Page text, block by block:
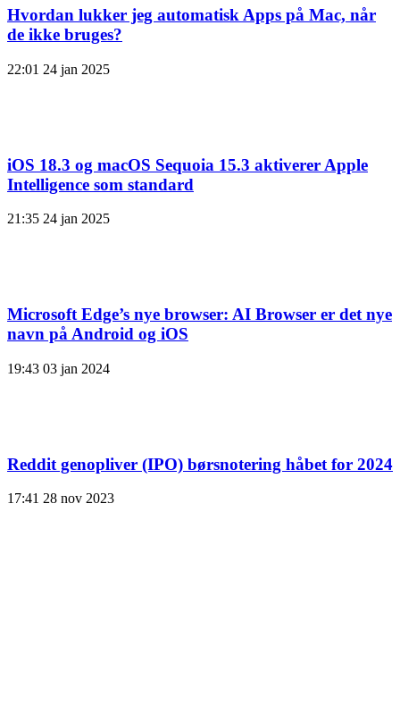
Hvordan lukker jeg automatisk Apps på Mac, når
de ikke bruges?
22:01 24 jan 2025
iOS 18.3 og macOS Sequoia 15.3 aktiverer Apple
Intelligence som standard
21:35 24 jan 2025
Microsoft Edge’s nye browser: AI Browser er det nye
navn på Android og iOS
19:43 03 jan 2024
Reddit genopliver (IPO) børsnotering håbet for 2024
17:41 28 nov 2023